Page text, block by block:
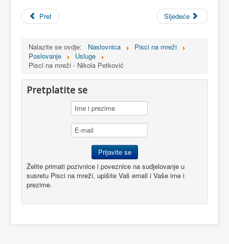
Pret Sljedeće
Nalazite se ovdje: Naslovnica
Pisci na mreži
Poslovanje
Usluge
Pisci na mreži - Nikola Petković
Pretplatite se
Želite primati pozivnice i poveznice na sudjelovanje u
susretu Pisci na mreži, upišite Vaš email i Vaše ime i
prezime.